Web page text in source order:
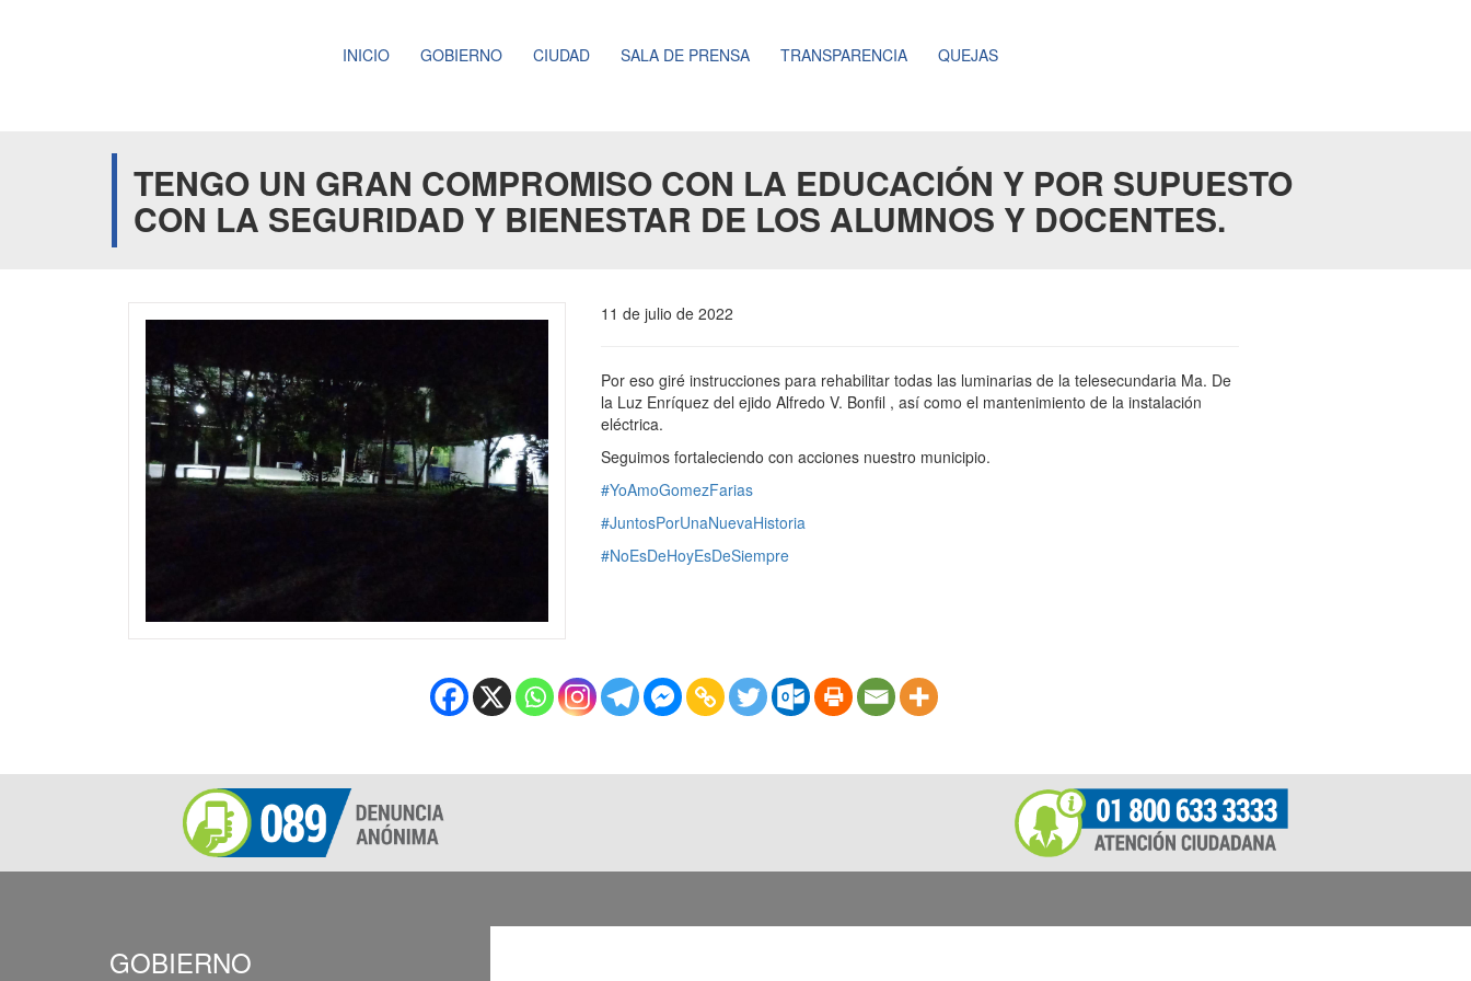
INICIO GOBIERNO CIUDAD SALA DE PRENSA TRANSPARENCIA QUEJAS
TENGO UN GRAN COMPROMISO CON LA EDUCACIÓN Y POR SUPUESTO
CON LA SEGURIDAD Y BIENESTAR DE LOS ALUMNOS Y DOCENTES.
11 de julio de 2022
Por eso giré instrucciones para rehabilitar todas las luminarias de la telesecundaria Ma. De
la Luz Enríquez del ejido Alfredo V. Bonfil , así como el mantenimiento de la instalación
eléctrica.
Seguimos fortaleciendo con acciones nuestro municipio.
#YoAmoGomezFarias
#JuntosPorUnaNuevaHistoria
#NoEsDeHoyEsDeSiempre
GOBIERNO